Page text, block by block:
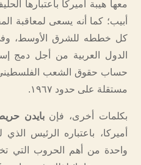
معها هيبة أميركا باعتبارها
أبيب؛ كما أنه يسعى لمعاقبة
كل خططه للشرق الأوسط،
الدول العربية من أجل دمج
حساب حقوق الشعب
مستقلة على حدود ١٩٦٧.
بكلمات أخرى، فإنبايدن
أميركا، باعتباره الرئيس
واحدة من أهم الحروب التي